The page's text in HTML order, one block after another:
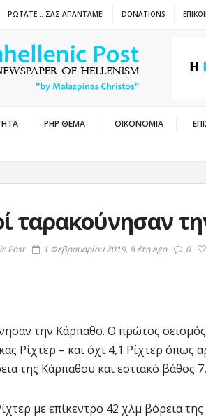
ΡΩΤΑΤΕ… ΣΑΣ ΑΠΑΝΤΑΜΕ! DONATIONS
PHP ΘΕΜΑ ΟΙΚΟΝΟΜΙΑ
ταρακούνησαν
Post 1 Φεβρουαρίου 2019, 8 έτη ago 0
την Κάρπαθο. Ο πρώτος
Ρίχτερ – και όχι 4,1 Ρίχτερ όπως
της Κάρπαθου και εστιακό βάθος
με επίκεντρο 42 χλμ βόρεια